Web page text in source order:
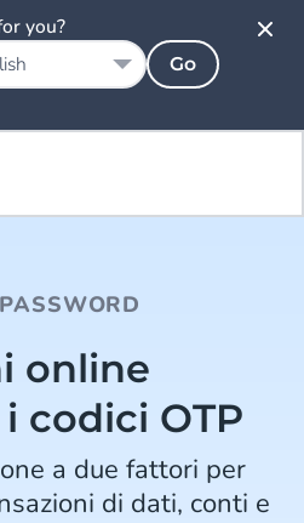
online
codici OTP
a due fattori per
di dati, conti e
you?
Go